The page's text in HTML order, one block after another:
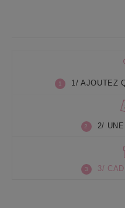
1/ AJOUTEZ
2/
3/